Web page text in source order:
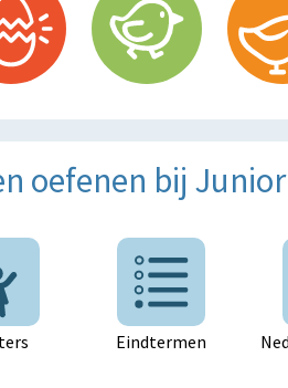
oefenen bij
Eindtermen